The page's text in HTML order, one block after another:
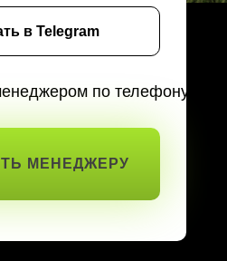
в Telegram
по телефону
МЕНЕДЖЕРУ